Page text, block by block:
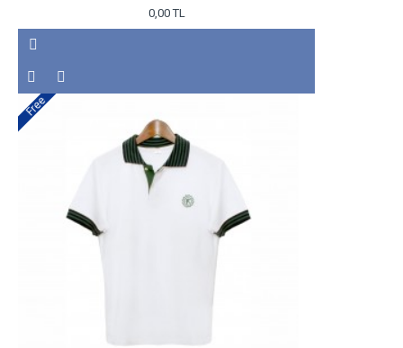
0,00 TL
Free